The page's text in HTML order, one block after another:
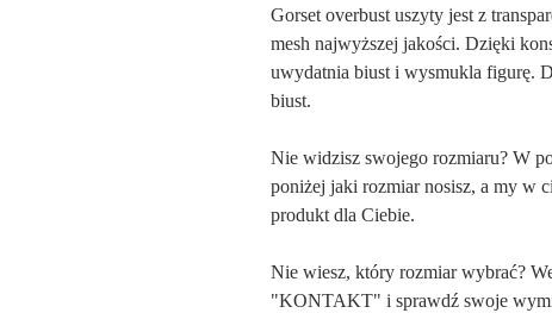
Gorset overbust uszyty jest z
mesh najwyższej jakości. Dzięki
uwydatnia biust i wysmukla figurę.
biust.
Nie widzisz swojego rozmiaru? W
poniżej jaki rozmiar nosisz, a my w
produkt dla Ciebie.
Nie wiesz, który rozmiar wybrać?
"KONTAKT" i sprawdź swoje